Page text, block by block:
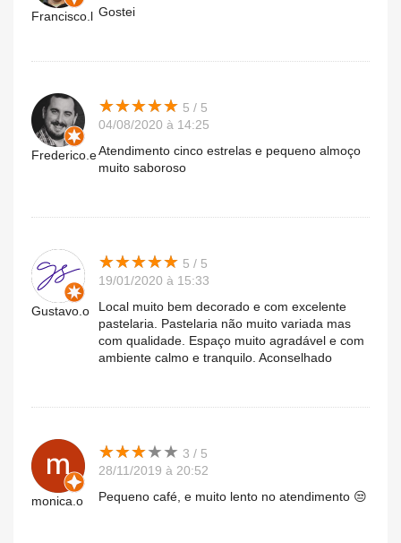
Francisco.l Gostei
Frederico.e
★★★★★
★★★★★ 5 / 5
04/08/2020 à 14:25
Atendimento cinco estrelas e pequeno almoço
muito saboroso
Gustavo.o
★★★★★
★★★★★ 5 / 5
19/01/2020 à 15:33
Local muito bem decorado e com excelente
pastelaria. Pastelaria não muito variada mas
com qualidade. Espaço muito agradável e com
ambiente calmo e tranquilo. Aconselhado
monica.o
★★★★★
★★★★★ 3 / 5
28/11/2019 à 20:52
Pequeno café, e muito lento no atendimento 😒